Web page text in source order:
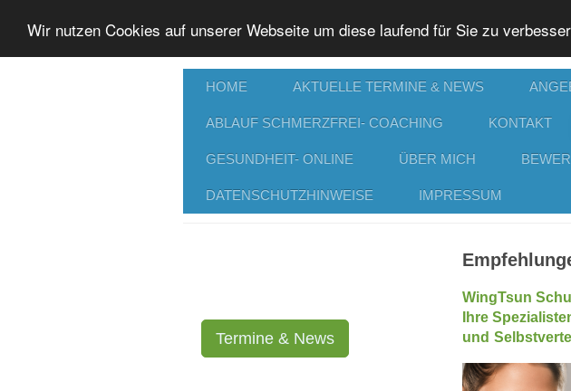
Wir nutzen Cookies auf unserer Webseite um diese laufend für Sie zu
HOME AKTUELLE TERMINE & NEWS
ABLAUF SCHMERZFREI- COACHING KONTAKT
GESUNDHEIT- ONLINE ÜBER MICH
DATENSCHUTZHINWEISE IMPRESSUM
WingTsun
Ihre
und
Termine & News